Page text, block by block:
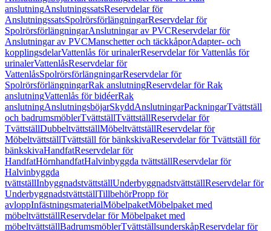
anslutningAnslutningssatsReservdelar för
AnslutningssatsSpolrörsförlängningarReservdelar för
SpolrörsförlängningarAnslutningar av PVCReservdelar för
Anslutningar av PVCManschetter och täckkåporAdapter- och
kopplingsdelarVattenlås för urinalerReservdelar för Vattenlås för
urinalerVattenlåsReservdelar för
VattenlåsSpolrörsförlängningarReservdelar för
SpolrörsförlängningarRak anslutningReservdelar för Rak
anslutningVattenlås för bidéerRak
anslutningAnslutningsböjarSkyddAnslutningarPackningarTvättställ
och badrumsmöblerTvättställTvättställReservdelar för
TvättställDubbeltvättställMöbeltvättställReservdelar för
MöbeltvättställTvättställ för bänkskivaReservdelar för Tvättställ för
bänkskivaHandfatReservdelar för
HandfatHörnhandfatHalvinbyggda tvättställReservdelar för
Halvinbyggda
tvättställInbyggnadstvättställUnderbyggnadstvättställReservdelar för
UnderbyggnadstvättställTillbehörPropp för
avloppInfästningsmaterialMöbelpaketMöbelpaket med
möbeltvättställReservdelar för Möbelpaket med
möbeltvättställBadrumsmöblerTvättställsunderskåpReservdelar för